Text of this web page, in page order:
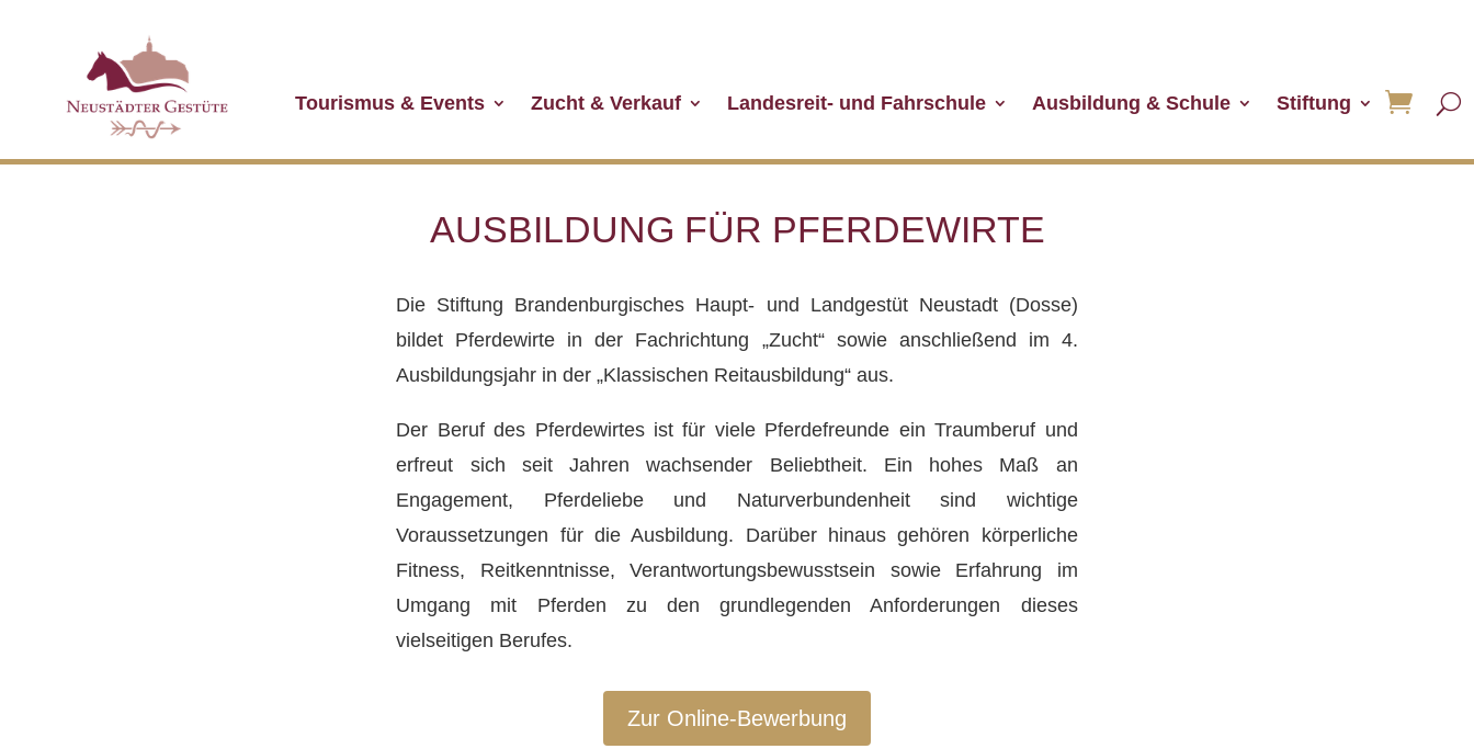
Tourismus & Events Zucht & Verkauf Landesreit- und Fahrschule Ausbildung & Schule Stiftung
AUSBILDUNG FÜR PFERDEWIRTE
Die Stiftung Brandenburgisches Haupt- und Landgestüt Neustadt (Dosse)
bildet Pferdewirte in der Fachrichtung „Zucht“ sowie anschließend im 4.
Ausbildungsjahr in der „Klassischen Reitausbildung“ aus.
Der Beruf des Pferdewirtes ist für viele Pferdefreunde ein Traumberuf und
erfreut sich seit Jahren wachsender Beliebtheit. Ein hohes Maß an
Engagement, Pferdeliebe und Naturverbundenheit sind wichtige
Voraussetzungen für die Ausbildung. Darüber hinaus gehören körperliche
Fitness, Reitkenntnisse, Verantwortungsbewusstsein sowie Erfahrung im
Umgang mit Pferden zu den grundlegenden Anforderungen dieses
vielseitigen Berufes.
Zur Online-Bewerbung